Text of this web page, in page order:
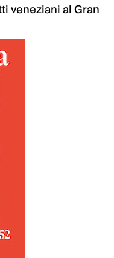
veneziani al Gran